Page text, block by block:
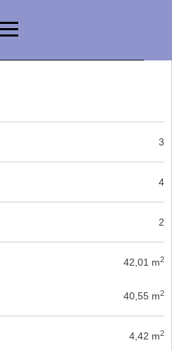
3
4
2
42,01 m2
40,55 m2
4,42 m2